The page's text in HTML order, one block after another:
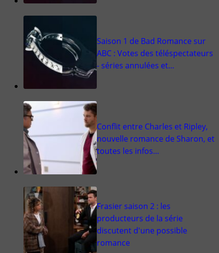
Saison 1 de Bad Romance sur
ABC : Votes des téléspectateurs
- séries annulées et…
Conflit entre Charles et Ripley,
nouvelle romance de Sharon, et
toutes les infos…
Frasier saison 2 : les
producteurs de la série
discutent d'une possible
romance